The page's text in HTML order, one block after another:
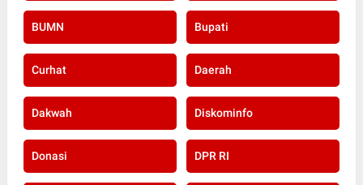
BUMN Bupati
Curhat Daerah
Dakwah Diskominfo
Donasi DPR RI